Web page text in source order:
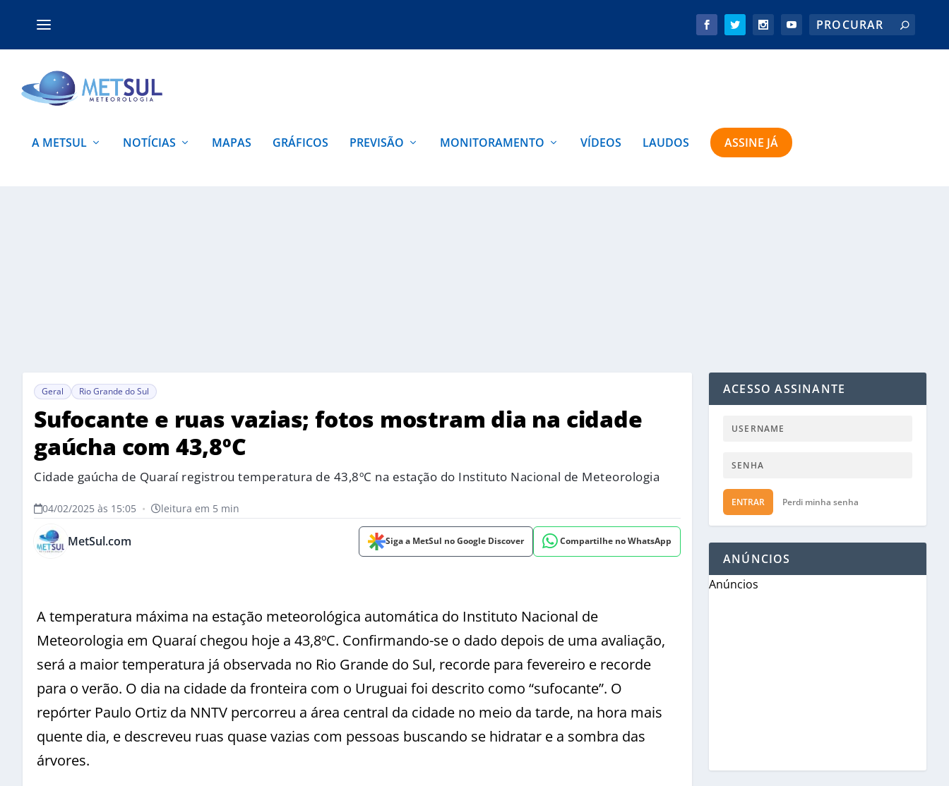
A METSUL NOTÍCIAS MAPAS GRÁFICOS PREVISÃO MONITORAMENTO VÍDEOS LAUDOS ASSINE JÁ
Geral Rio Grande do Sul
Sufocante e ruas vazias; fotos mostram dia na cidade
gaúcha com 43,8ºC
Cidade gaúcha de Quaraí registrou temperatura de 43,8ºC na estação do Instituto Nacional de Meteorologia
04/02/2025 às 15:05 • leitura em 5 min
MetSul.com Siga a MetSul no Google Discover Compartilhe no WhatsApp
A temperatura máxima na estação meteorológica automática do Instituto Nacional de
Meteorologia em Quaraí chegou hoje a 43,8ºC. Confirmando-se o dado depois de uma avaliação,
será a maior temperatura já observada no Rio Grande do Sul, recorde para fevereiro e recorde
para o verão. O dia na cidade da fronteira com o Uruguai foi descrito como “sufocante”. O
repórter Paulo Ortiz da NNTV percorreu a área central da cidade no meio da tarde, na hora mais
quente dia, e descreveu ruas quase vazias com pessoas buscando se hidratar e a sombra das
árvores.
ACESSO ASSINANTE
ENTRAR Perdi minha senha
ANÚNCIOS
Anúncios